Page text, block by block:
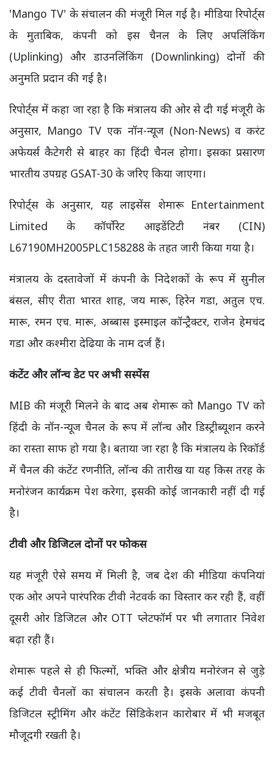
'Mango TV' के संचालन की मंजूरी मिल गई है। मीडिया रिपोर्ट्स
के मुताबिक, कंपनी को इस चैनल के लिए अपलिंकिंग
(Uplinking) और डाउनलिंकिंग (Downlinking) दोनों की
अनुमति प्रदान की गई है।
रिपोर्ट्स में कहा जा रहा है कि मंत्रालय की ओर से दी गई मंजूरी के
अनुसार, Mango TV एक नॉन-न्यूज (Non-News) व करंट
अफेयर्स कैटेगरी से बाहर का हिंदी चैनल होगा। इसका प्रसारण
भारतीय उपग्रह GSAT-30 के जरिए किया जाएगा।
रिपोर्ट्स के अनुसार, यह लाइसेंस शेमारू Entertainment
Limited के कॉर्पोरेट आइडेंटिटी नंबर (CIN)
L67190MH2005PLC158288 के तहत जारी किया गया है।
मंत्रालय के दस्तावेजों में कंपनी के निदेशकों के रूप में सुनील
बंसल, सीए रीता भारत शाह, जय मारू, हिरेन गडा, अतुल एच.
मारू, रमन एच. मारू, अब्बास इस्माइल कॉन्ट्रैक्टर, राजेन हेमचंद
गडा और कश्मीरा देढिया के नाम दर्ज हैं।
कंटेंट और लॉन्च डेट पर अभी सस्पेंस
MIB की मंजूरी मिलने के बाद अब शेमारू को Mango TV को
हिंदी के नॉन-न्यूज चैनल के रूप में लॉन्च और डिस्ट्रीब्यूशन करने
का रास्ता साफ हो गया है। बताया जा रहा है कि मंत्रालय के रिकॉर्ड
में चैनल की कंटेंट रणनीति, लॉन्च की तारीख या यह किस तरह के
मनोरंजन कार्यक्रम पेश करेगा, इसकी कोई जानकारी नहीं दी गई
है।
टीवी और डिजिटल दोनों पर फोकस
यह मंजूरी ऐसे समय में मिली है, जब देश की मीडिया कंपनियां
एक ओर अपने पारंपरिक टीवी नेटवर्क का विस्तार कर रही हैं, वहीं
दूसरी ओर डिजिटल और OTT प्लेटफॉर्म पर भी लगातार निवेश
बढ़ा रही हैं।
शेमारू पहले से ही फिल्मों, भक्ति और क्षेत्रीय मनोरंजन से जुड़े
कई टीवी चैनलों का संचालन करती है। इसके अलावा कंपनी
डिजिटल स्ट्रीमिंग और कंटेंट सिंडिकेशन कारोबार में भी मजबूत
मौजूदगी रखती है।